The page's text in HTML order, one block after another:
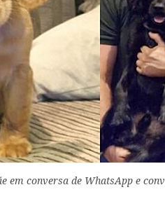
em conversa de WhatsApp e